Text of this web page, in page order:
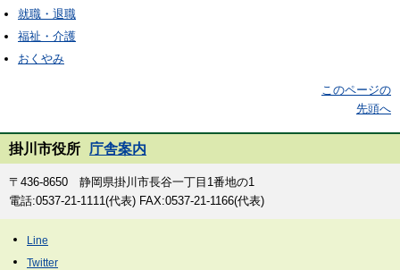
就職・退職
福祉・介護
おくやみ
このページの
先頭へ
掛川市役所 庁舎案内
〒436-8650 静岡県掛川市長谷一丁目1番地の1
電話:0537-21-1111(代表) FAX:0537-21-1166(代表)